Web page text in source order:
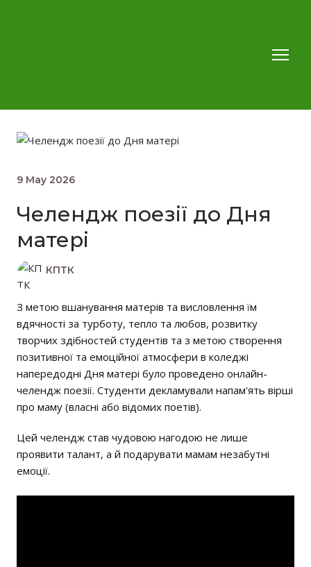
9 May 2026
Челендж поезії до Дня
матері
КПТК
З метою вшанування матерів та висловлення їм
вдячності за турботу, тепло та любов, розвитку
творчих здібностей студентів та з метою створення
позитивної та емоційної атмосфери в коледжі
напередодні Дня матері було проведено онлайн-
челендж поезії. Студенти декламували напам'ять вірші
про маму (власні або відомих поетів).
Цей челендж став чудовою нагодою не лише
проявити талант, а й подарувати мамам незабутні
емоції.